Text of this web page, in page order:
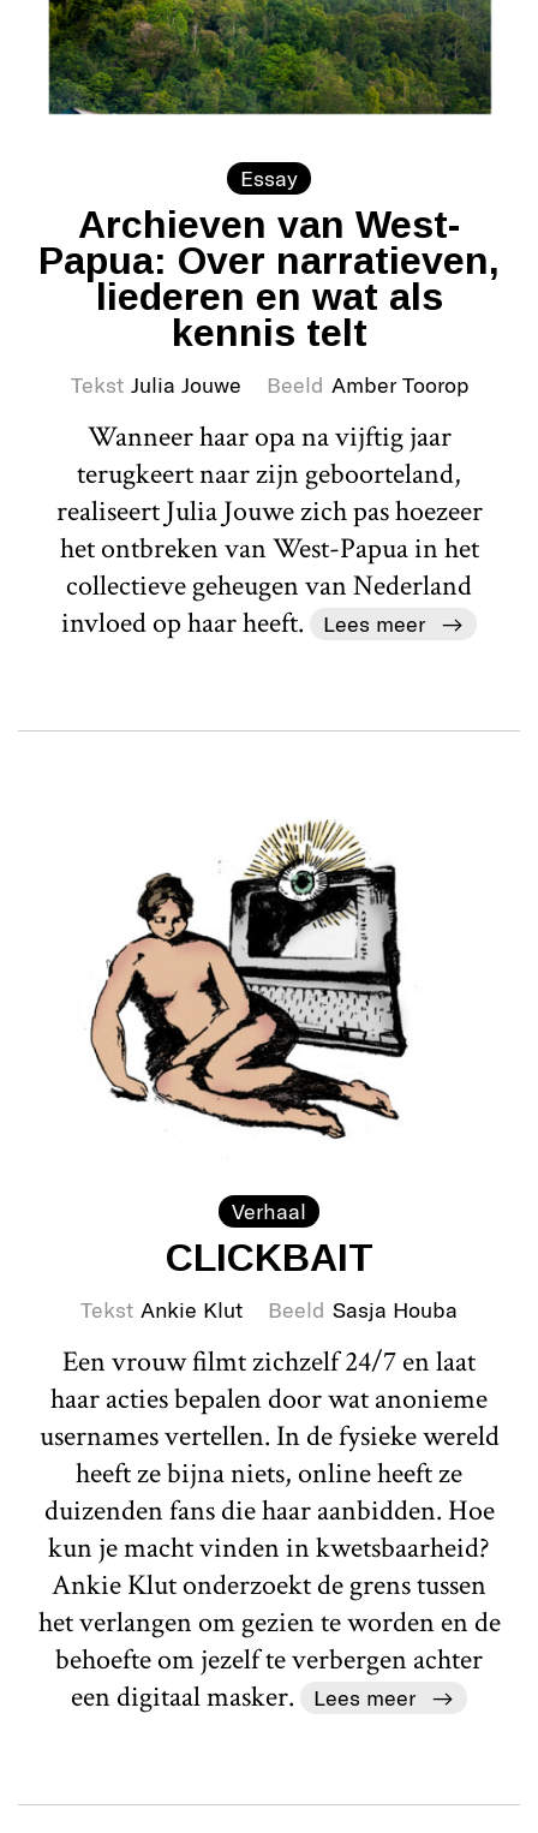
Essay
Archieven van West-
Papua: Over narratieven,
liederen en wat als
kennis telt
Tekst Julia Jouwe Beeld Amber Toorop
Wanneer haar opa na vijftig jaar
terugkeert naar zijn geboorteland,
realiseert Julia Jouwe zich pas hoezeer
het ontbreken van West-Papua in het
collectieve geheugen van Nederland
invloed op haar heeft.
Lees meer
Verhaal
CLICKBAIT
Tekst Ankie Klut Beeld Sasja Houba
Een vrouw filmt zichzelf 24/7 en laat
haar acties bepalen door wat anonieme
usernames vertellen. In de fysieke wereld
heeft ze bijna niets, online heeft ze
duizenden fans die haar aanbidden. Hoe
kun je macht vinden in kwetsbaarheid?
Ankie Klut onderzoekt de grens tussen
het verlangen om gezien te worden en de
behoefte om jezelf te verbergen achter
een digitaal masker.
Lees meer